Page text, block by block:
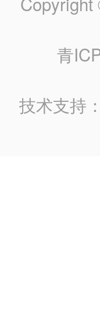
青
技术支持